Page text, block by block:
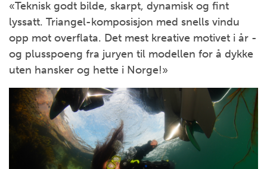
«Teknisk godt bilde, skarpt, dynamisk og fint
lyssatt. Triangel-komposisjon med snells vindu
opp mot overflata. Det mest kreative motivet i år -
og plusspoeng fra juryen til modellen for å dykke
uten hansker og hette i Norge!»